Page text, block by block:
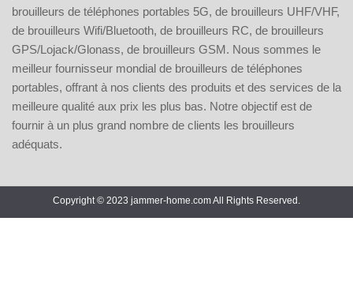
brouilleurs de téléphones portables 5G, de brouilleurs UHF/VHF,
de brouilleurs Wifi/Bluetooth, de brouilleurs RC, de brouilleurs
GPS/Lojack/Glonass, de brouilleurs GSM. Nous sommes le
meilleur fournisseur mondial de brouilleurs de téléphones
portables, offrant à nos clients des produits et des services de la
meilleure qualité aux prix les plus bas. Notre objectif est de
fournir à un plus grand nombre de clients les brouilleurs
adéquats.
Copyright © 2023 jammer-home.com All Rights Reserved.